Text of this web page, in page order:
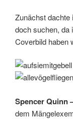
Zunächst dachte
doch suchen, da
Coverbild haben
Spencer Quinn
dem